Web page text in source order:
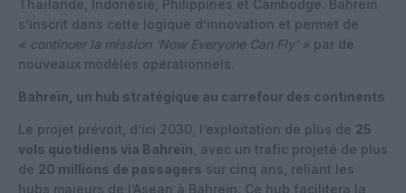
Thaïlande, Indonésie, Philippines et Cambodge. Bahreïn
s’inscrit dans cette logique d’innovation et permet de
« continuer la mission ‘Now Everyone Can Fly’ » par de
nouveaux modèles opérationnels.
Bahreïn, un hub stratégique au carrefour des continents
Le projet prévoit, d’ici 2030, l’exploitation de plus de 25
vols quotidiens via Bahreïn , avec un trafic projeté de plus
de 20 millions de passagers sur cinq ans, reliant les
hubs majeurs de l’Asean à Bahreïn. Ce hub facilitera la